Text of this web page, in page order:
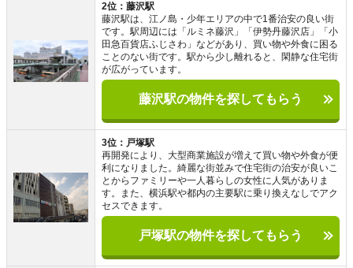
2位：藤沢駅
藤沢駅は、江ノ島・少年エリアの中で1番治安の良い街
です。駅周辺には「ルミネ藤沢」「伊勢丹藤沢店」「小
田急百貨店ふじさわ」などがあり、買い物や外食に困る
ことのない街です。駅から少し離れると、閑静な住宅街
が広がっています。
藤沢駅の物件を探してもらう
3位：戸塚駅
再開発により、大型商業施設が増えて買い物や外食が便
利になりました。綺麗な街並みで住宅街の治安が良いこ
とからファミリーや一人暮らしの女性に人気がありま
す。また、横浜駅や都内の主要駅に乗り換えなしでアク
セスできます。
戸塚駅の物件を探してもらう